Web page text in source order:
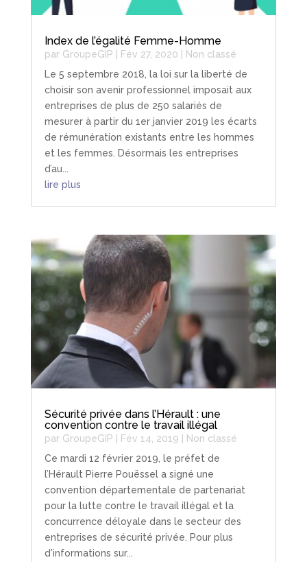
Index de l’égalité Femme-Homme
par GroupeGIP Fév 27, 2020
Non classé
Le 5 septembre 2018, la loi sur la liberté de
choisir son avenir professionnel imposait aux
entreprises de plus de 250 salariés de
mesurer à partir du 1er janvier 2019 les écarts
de rémunération existants entre les hommes
et les femmes. Désormais les entreprises
d’au...
lire plus
Sécurité privée dans l’Hérault : une
convention contre le travail illégal
par GroupeGIP Fév 14, 2019
Non classé
Ce mardi 12 février 2019, le préfet de
l’Hérault Pierre Pouëssel a signé une
convention départementale de partenariat
pour la lutte contre le travail illégal et la
concurrence déloyale dans le secteur des
entreprises de sécurité privée. Pour plus
d'informations sur...